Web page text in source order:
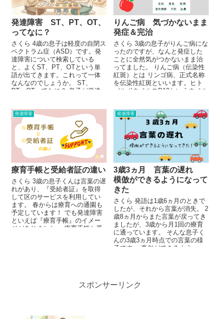
発達障害 ST、PT、OT、
ってなに？
さくら 4歳の息子は軽度の自閉ス
ペクトラム症（ASD）です。発
達障害について検索している
と、よくST、PT、OTという単
語が出てきます。これって一体
なんなのでしょうか。 ST、
PT、OTってなに？ 息子が発達
りんご病 気づかないまま
発症＆完治
さくら 3歳の息子がりんご病にな
ったのですが、なんと発症した
ことに全然気がつかないまま治
ってました。 りんご病（伝染性
紅斑）とは リンゴ病、正式名称
を伝染性紅斑といいます。ヒト
パルボウイルスB19というウイル
発達障害
療育手帳と受給者証の違い
さくら 3歳の息子くんは言葉の遅
れがあり、『受給者証』を取得
して区のサービスを利用してい
ます。 春からは療育への通園も
予定しています！ でも発達障害
といえば『療育手帳』のイメー
ジがありました。 療育手帳と受
発達障害
3歳3ヵ月 言葉の遅れ
模倣ができるようになって
きた
さくら 発語は1歳6ヵ月のときで
したが、それから言葉が消失。 2
歳8ヵ月からまた言葉が戻ってき
ましたが、3歳から月1回の療育
に通っています。 そんな息子く
んの3歳3ヵ月時点での言葉の様
子です。 真似ができるよう...
スポンサーリンク